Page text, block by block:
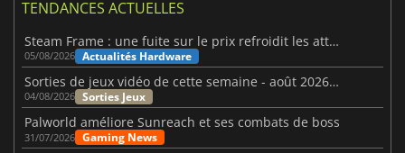
TENDANCES ACTUELLES
Steam Frame : une fuite sur le prix refroidit les attentes VR
05/08/2026 Actualités Hardware
Sorties de jeux vidéo de cette semaine - août 2026 (semaine 32)
04/08/2026 Sorties Jeux
Palworld améliore Sunreach et ses combats de boss
31/07/2026 Gaming News